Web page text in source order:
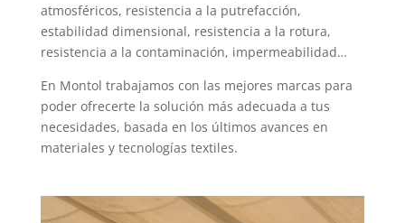
atmosféricos, resistencia a la putrefacción,
estabilidad dimensional, resistencia a la rotura,
resistencia a la contaminación, impermeabilidad…
En Montol trabajamos con las mejores marcas para
poder ofrecerte la solución más adecuada a tus
necesidades, basada en los últimos avances en
materiales y tecnologías textiles.